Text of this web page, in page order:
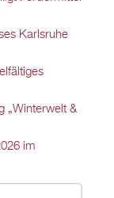
Karlsruhe
„Winterwelt &
im